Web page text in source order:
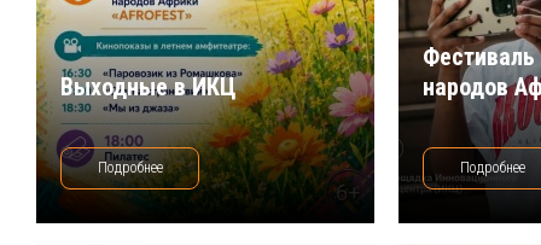
Выходные в ИКЦ
Подробнее
Фестиваль
народов
Подробнее